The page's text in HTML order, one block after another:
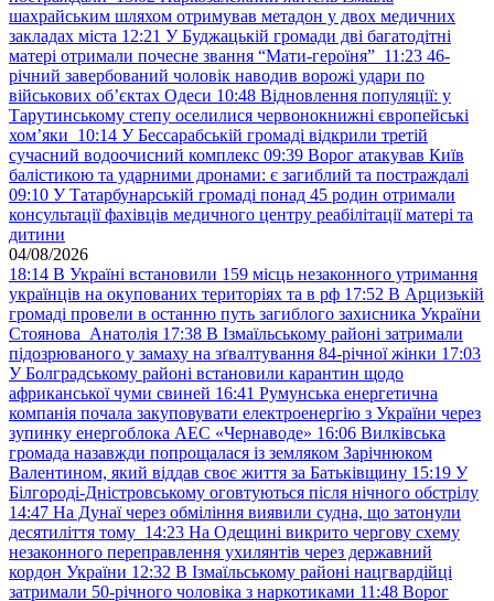
шахрайським шляхом отримував метадон у двох медичних
закладах міста 12:21 У Буджацькій громади дві багатодітні
матері отримали почесне звання “Мати-героїня” 11:23 46-
річний завербований чоловік наводив ворожі удари по
військових обʼєктах Одеси 10:48 Відновлення популяції: у
Тарутинському степу оселилися червонокнижні європейські
хом’яки 10:14 У Бессарабській громаді відкрили третій
сучасний водоочисний комплекс 09:39 Ворог атакував Київ
балістикою та ударними дронами: є загиблий та постраждалі
09:10 У Татарбунарській громаді понад 45 родин отримали
консультації фахівців медичного центру реабілітації матері та
дитини
04/08/2026
18:14 В Україні встановили 159 місць незаконного утримання
українців на окупованих територіях та в рф 17:52 В Арцизькій
громаді провели в останню путь загиблого захисника України
Стоянова Анатолія 17:38 В Ізмаїльському районі затримали
підозрюваного у замаху на зґвалтування 84-річної жінки 17:03
У Болградському районі встановили карантин щодо
африканської чуми свиней 16:41 Румунська енергетична
компанія почала закуповувати електроенергію з України через
зупинку енергоблока АЕС «Чернаводе» 16:06 Вилківська
громада назавжди попрощалася із земляком Зарічнюком
Валентином, який віддав своє життя за Батьківщину 15:19 У
Білгороді-Дністровському оговтуються після нічного обстрілу
14:47 На Дунаї через обміління виявили судна, що затонули
десятиліття тому 14:23 На Одещині викрито чергову схему
незаконного переправлення ухилянтів через державний
кордон України 12:32 В Ізмаїльському районі нацгвардійці
затримали 50-річного чоловіка з наркотиками 11:48 Ворог